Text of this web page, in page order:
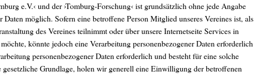
e.V.‹ und der ›Tomburg-Forschung‹ ist grundsätzlich ohne jede Angabe
Daten möglich. Sofern eine betroffene Person Mitglied unseres Vereines ist, als
des Vereines teilnimmt oder über unsere Internetseite Services in
könnte jedoch eine Verarbeitung personenbezogener Daten erforderlich
personenbezogener Daten erforderlich und besteht für eine solche
gesetzliche Grundlage, holen wir generell eine Einwilligung der betroffenen